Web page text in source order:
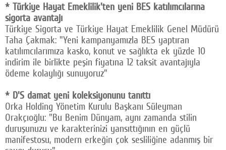
* Türkiye Hayat Emeklilik'ten yeni BES katılımcılarına
sigorta avantajı
Türkiye Sigorta ve Türkiye Hayat Emeklilik Genel Müdürü
Taha Çakmak: "Yeni kampanyamızla BES yaptıran
katılımcılarımıza kasko, konut ve sağlıkta ek yüzde 10
indirim ile birlikte peşin fiyatına 12 taksit avantajıyla
ödeme kolaylığı sunuyoruz"
* D'S damat yeni koleksiyonunu tanıttı
Orka Holding Yönetim Kurulu Başkanı Süleyman
Orakçıoğlu: "Bu Benim Dünyam, aynı zamanda stilin
duruşunuzu ve karakterinizi yansıttığının en güçlü
manifestosu, modern erkeğin çok sesliliğine adanmış bir